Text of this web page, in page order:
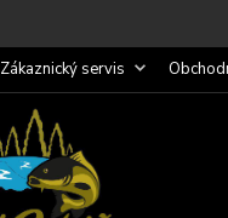
Zákaznický servis